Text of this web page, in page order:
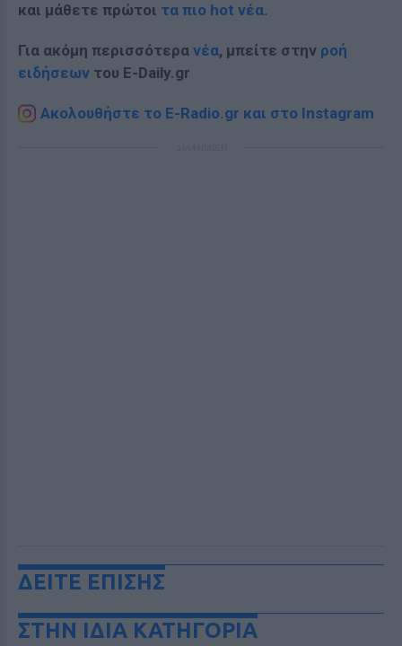
και μάθετε πρώτοι τα πιο hot νέα.
Για ακόμη περισσότερα νέα, μπείτε στην ροή
ειδήσεων του E-Daily.gr
Ακολουθήστε το E-Radio.gr και στο Instagram
ΔΕΙΤΕ ΕΠΙΣΗΣ
ΣΤΗΝ ΙΔΙΑ ΚΑΤΗΓΟΡΙΑ